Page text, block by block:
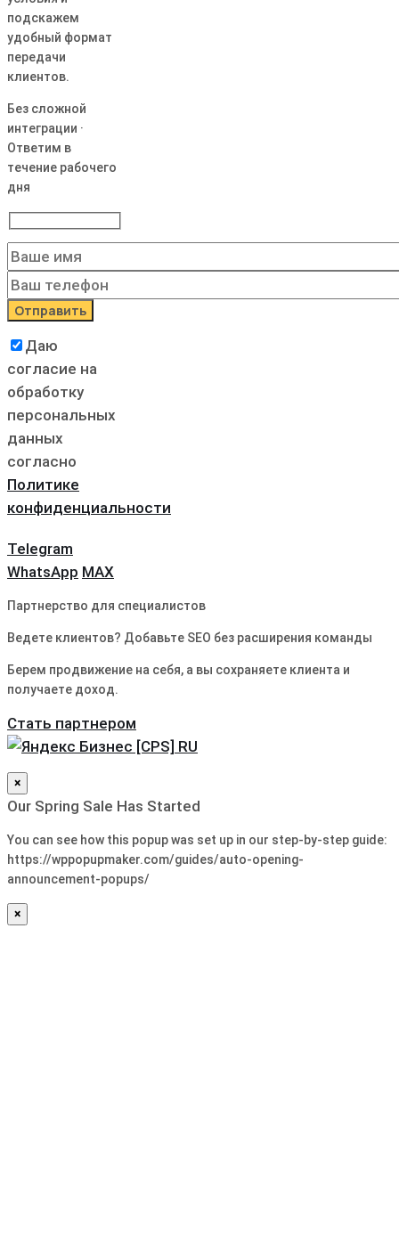
подскажем
удобный формат
передачи
клиентов.
Без сложной
интеграции ·
Ответим в
течение рабочего
дня
Даю
согласие на
обработку
персональных
данных
согласно
Политике
конфиденциальности
Telegram
WhatsApp MAX
Партнерство для специалистов
Ведете клиентов? Добавьте SEO без расширения команды
Берем продвижение на себя, а вы сохраняете клиента и
получаете доход.
Стать партнером
×
Our Spring Sale Has Started
You can see how this popup was set up in our step-by-step guide:
https://wppopupmaker.com/guides/auto-opening-
announcement-popups/
×